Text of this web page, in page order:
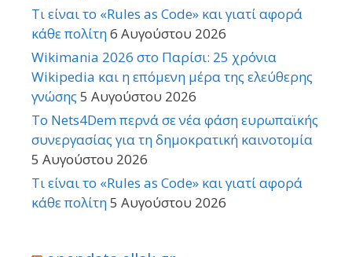
Τι είναι το «Rules as Code» και γιατί αφορά
κάθε πολίτη6 Αυγούστου 2026
Wikimania 2026 στο Παρίσι: 25 χρόνια
Wikipedia και η επόμενη μέρα της ελεύθερης
γνώσης 5 Αυγούστου 2026
Το Nets4Dem περνά σε νέα φάση ευρωπαϊκής
συνεργασίας για τη δημοκρατική καινοτομία
5 Αυγούστου 2026
Τι είναι το «Rules as Code» και γιατί αφορά
κάθε πολίτη5 Αυγούστου 2026